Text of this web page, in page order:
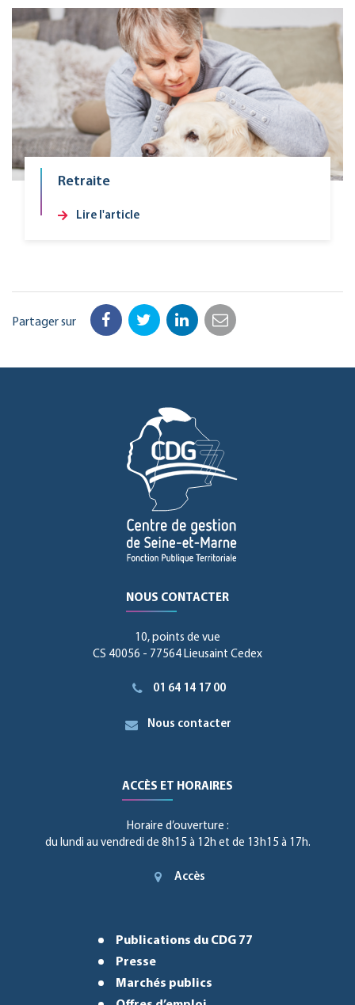
Retraite
Lire l'article
Partager sur Facebook
TwitterLinkedIn
Email
NOUS CONTACTER
10, points de vue
CS 40056 - 77564 Lieusaint Cedex
01 64 14 17 00
Nous contacter
ACCÈS ET HORAIRES
Horaire d’ouverture :
du lundi au vendredi de 8h15 à 12h et de 13h15 à 17h.
Accès
Publications du CDG 77
Presse
Marchés publics